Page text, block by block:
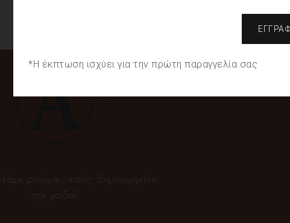
ρούχα…εσείς δημιουργείτε
την μόδα”
Αποδοχή όλων
*Η έκπτωση ισχύει για την πρώτη παραγγελία σας